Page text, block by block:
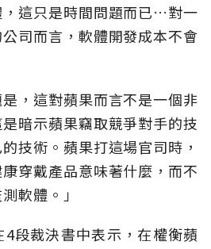
，這只是時間問題而已…對一
司而言，軟體開發成本不會
，這對蘋果而言不是一個非
暗示蘋果竊取競爭對手的技
技術。蘋果打這場官司時，
穿戴產品意味著什麼，而不
軟體。」
段裁決書中表示，在權衡蘋